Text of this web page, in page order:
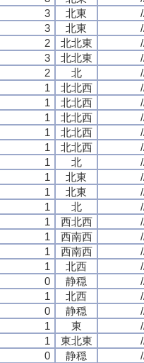
3 北東
3 北東
2 北北東
3 北北東
2 北
1 北北西
1 北北西
1 北北西
1 北北西
1 北北西
1 北
1 北東
1 北東
1 北
1 西北西
1 西南西
1 西南西
1 北西
0 静穏
1 北西
0 静穏
1 東
1 東北東
0 静穏